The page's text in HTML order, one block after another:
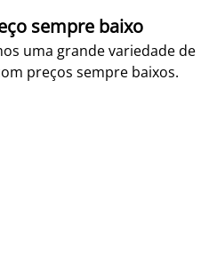
sempre baixo
uma grande variedade de
preços sempre baixos.